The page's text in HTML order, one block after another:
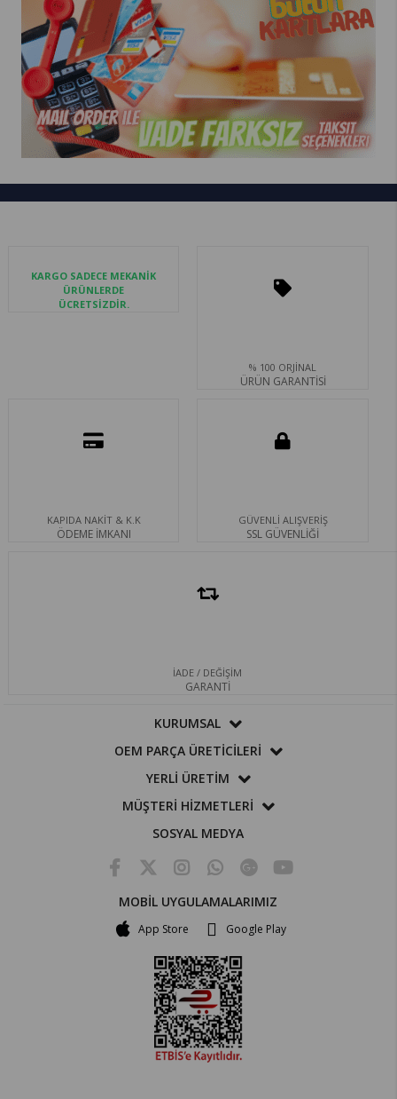
KARGO SADECE MEKANİK
ÜRÜNLERDE
ÜCRETSİZDİR.
% 100 ORJİNAL
ÜRÜN GARANTİSİ
KAPIDA NAKİT & K.K
ÖDEME İMKANI
GÜVENLİ ALIŞVERİŞ
SSL GÜVENLİĞİ
İADE / DEĞİŞİM
GARANTİ
KURUMSAL
OEM PARÇA ÜRETİCİLERİ
YERLİ ÜRETİM
MÜŞTERİ HİZMETLERİ
SOSYAL MEDYA
MOBİL UYGULAMALARIMIZ
App Store Google Play